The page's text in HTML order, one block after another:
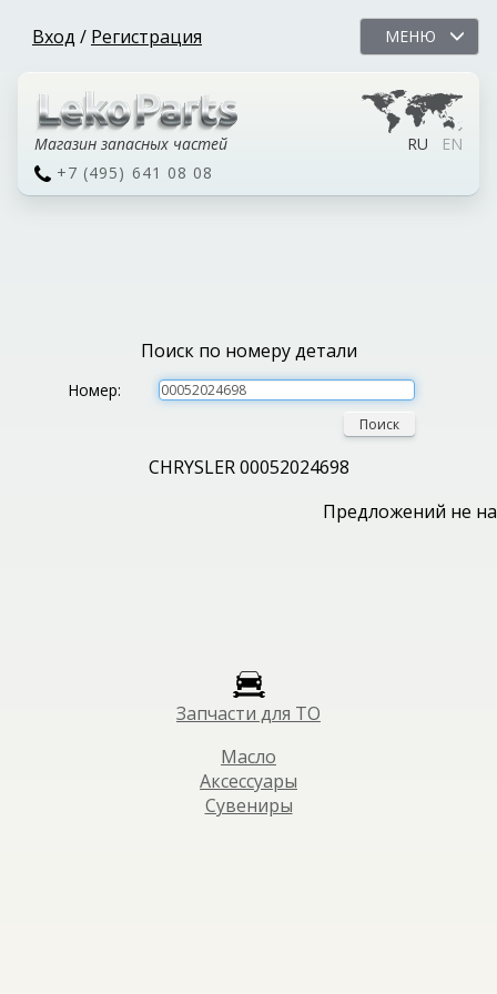
Вход / Регистрация МЕНЮ
Магазин запасных частей RU
EN
+7 (495) 641 08 08
Поиск по номеру детали
Номер:
Поиск
CHRYSLER 00052024698
Предложений не
Запчасти для ТО
Масло
Аксессуары
Сувениры